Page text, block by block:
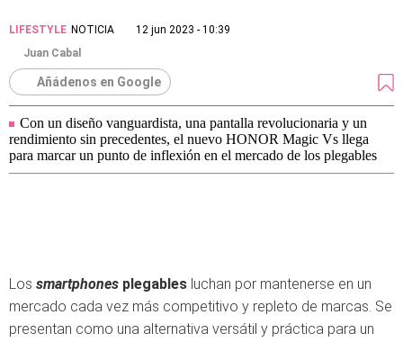
LIFESTYLE NOTICIA
12 jun 2023 - 10:39
Juan Cabal
Añádenos en Google
Con un diseño vanguardista, una pantalla revolucionaria y un
rendimiento sin precedentes, el nuevo HONOR Magic Vs llega
para marcar un punto de inflexión en el mercado de los plegables
Los smartphones plegables luchan por mantenerse en un
mercado cada vez más competitivo y repleto de marcas. Se
presentan como una alternativa versátil y práctica para un